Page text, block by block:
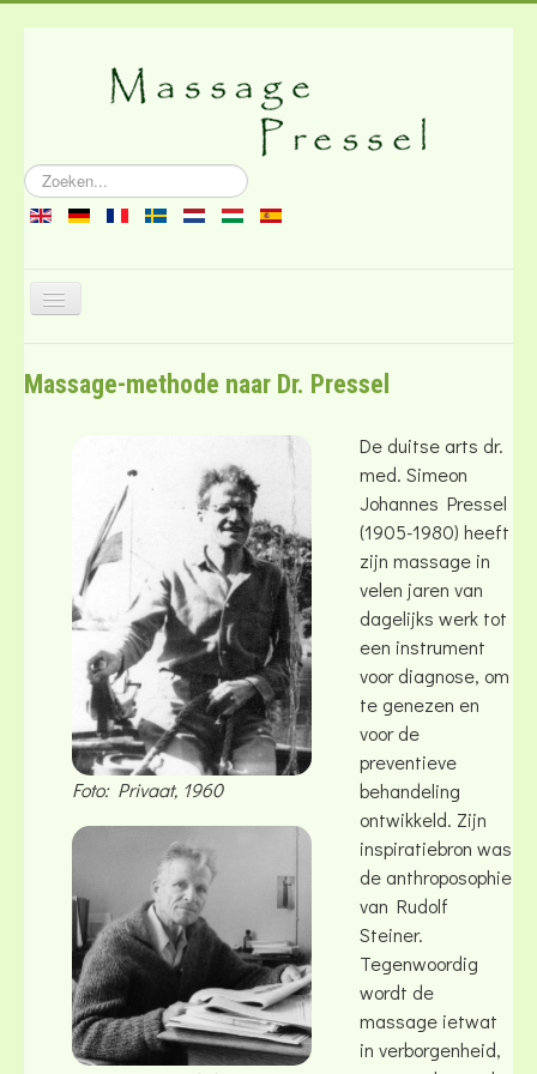
Zoeken...
Schakelen
Literatuur
Massage-methode naar Dr. Pressel
Foto: Privaat, 1960
De duitse arts dr.
med. Simeon
Johannes Pressel
(1905-1980) heeft
zijn massage in
velen jaren van
dagelijks werk tot
een instrument
voor diagnose, om
te genezen en
voor de
preventieve
behandeling
ontwikkeld. Zijn
inspiratiebron was
de anthroposophie
van Rudolf
Steiner.
Tegenwoordig
wordt de
massage ietwat
in verborgenheid,